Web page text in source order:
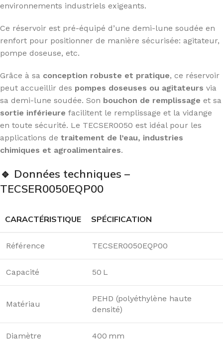
environnements industriels exigeants.
Ce réservoir est pré-équipé d’une demi-lune soudée en
renfort pour positionner de manière sécurisée: agitateur,
pompe doseuse, etc.
Grâce à sa conception robuste et pratique, ce réservoir
peut accueillir des pompes doseuses ou agitateurs via
sa demi-lune soudée. Son bouchon de remplissage et sa
sortie inférieure facilitent le remplissage et la vidange
en toute sécurité. Le TECSER0050 est idéal pour les
applications de traitement de l’eau, industries
chimiques et agroalimentaires.
🔹 Données techniques –
TECSER0050EQP00
CARACTÉRISTIQUE SPÉCIFICATION
Référence TECSER0050EQP00
Capacité 50 L
Matériau
PEHD (polyéthylène haute
densité)
Diamètre 400 mm